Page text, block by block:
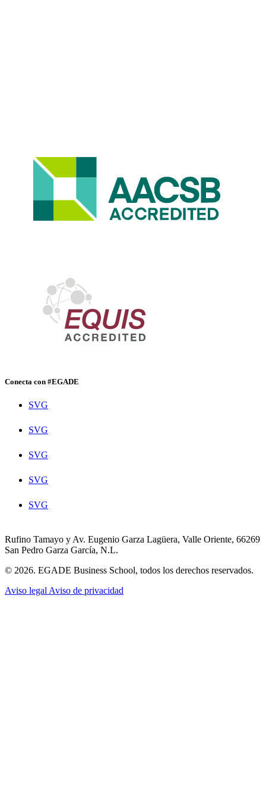
Conecta con #EGADE
SVG
SVG
SVG
SVG
SVG
Rufino Tamayo y Av. Eugenio Garza Lagüera, Valle Oriente, 66269
San Pedro Garza García, N.L.
© 2026. EGADE Business School, todos los derechos reservados.
Aviso legal Aviso de privacidad